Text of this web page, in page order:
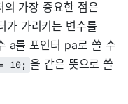
가장 중요한 점은
가 가리키는 변수를
a를 포인터 pa로 쓸 수
10; 을 같은 뜻으로 쓸